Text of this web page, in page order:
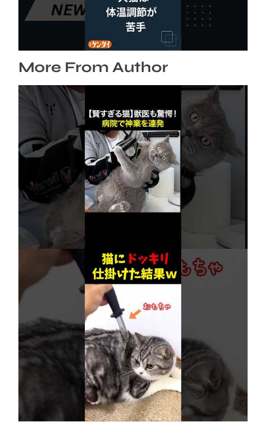
ット #飼い猫 #飼い犬 #熱中症 #日刊ゲンダイ
More From Author
【賢すぎる猫】獣医も驚愕！病院で神業を連発
2026年8月6日
ネコにドッキリ仕掛けた結果５選 #猫のいる暮
らし #cat #面白集 #ねこ #笑ったら負け
2026年8月6日